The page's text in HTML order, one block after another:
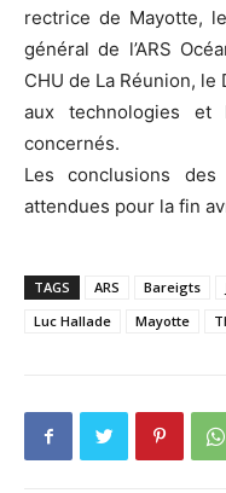
rectrice de Mayotte,
général de l’ARS
CHU de La Réunion,
aux technologies et
concernés.
Les conclusions
attendues pour la fin
TAGS ARS Bareigts
Luc Hallade
Mayotte